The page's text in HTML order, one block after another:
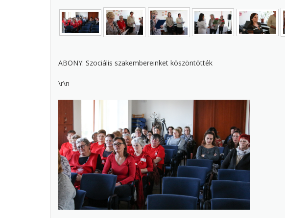
ABONY: Szociális szakembereinket köszöntötték
\r\n